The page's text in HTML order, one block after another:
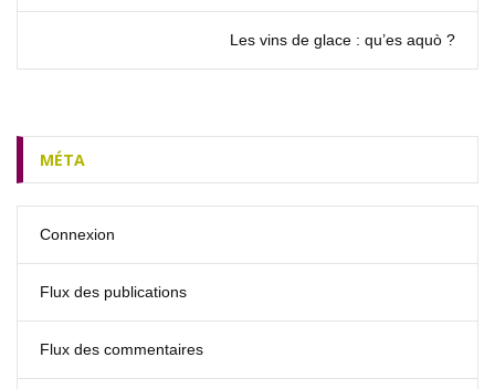
Les vins de glace : qu’es aquò ?
MÉTA
Connexion
Flux des publications
Flux des commentaires